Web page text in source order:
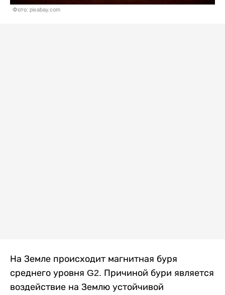
Фото: pixabay.com
На Земле происходит магнитная буря
среднего уровня G2. Причиной бури является
воздействие на Землю устойчивой